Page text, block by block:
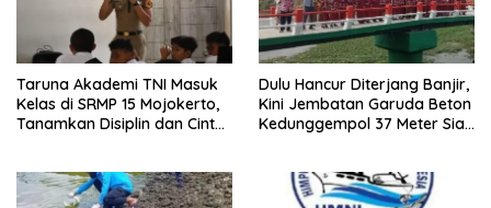
Taruna Akademi TNI Masuk
Kelas di SRMP 15 Mojokerto,
Tanamkan Disiplin dan Cinta
Dulu Hancur Diterjang Banjir,
Kini Jembatan Garuda Beton
Kedunggempol 37 Meter Siap